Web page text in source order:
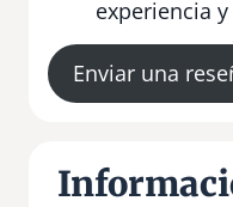
experiencia
Enviar una